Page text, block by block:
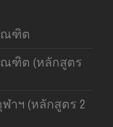
ณฑิต
ฑิต (หลักสูตร
าฯ (หลักสูตร 2